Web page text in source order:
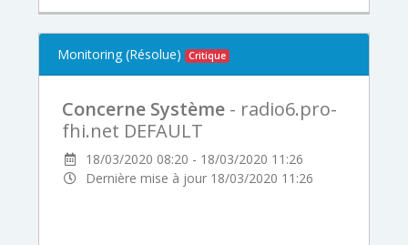
Monitoring (Résolue) Critique
Concerne Système- radio6.pro-
fhi.net DEFAULT
18/03/2020 08:20 - 18/03/2020 11:26
Dernière mise à jour 18/03/2020 11:26